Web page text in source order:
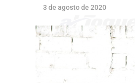
3 de agosto de 2020